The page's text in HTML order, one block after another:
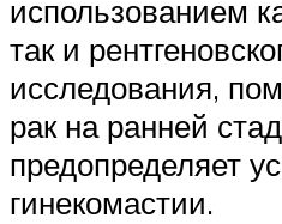
использованием
так и
исследования,
рак на ранней
предопределяет
гинекомастии.